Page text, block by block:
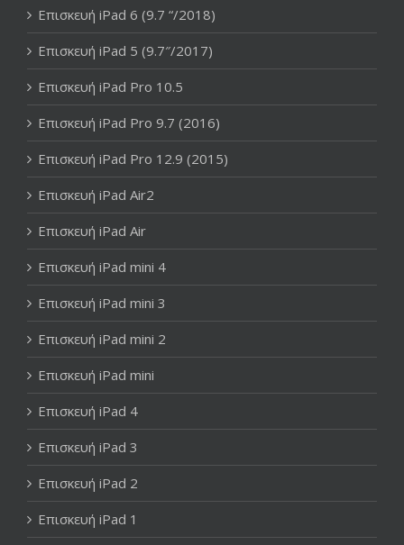
Επισκευή iPad 6 (9.7 “/2018)
Επισκευή iPad 5 (9.7″/2017)
Επισκευή iPad Pro 10.5
Επισκευή iPad Pro 9.7 (2016)
Επισκευή iPad Pro 12.9 (2015)
Επισκευή iPad Air2
Επισκευή iPad Air
Επισκευή iPad mini 4
Επισκευή iPad mini 3
Επισκευή iPad mini 2
Επισκευή iPad mini
Επισκευή iPad 4
Επισκευή iPad 3
Επισκευή iPad 2
Επισκευή iPad 1